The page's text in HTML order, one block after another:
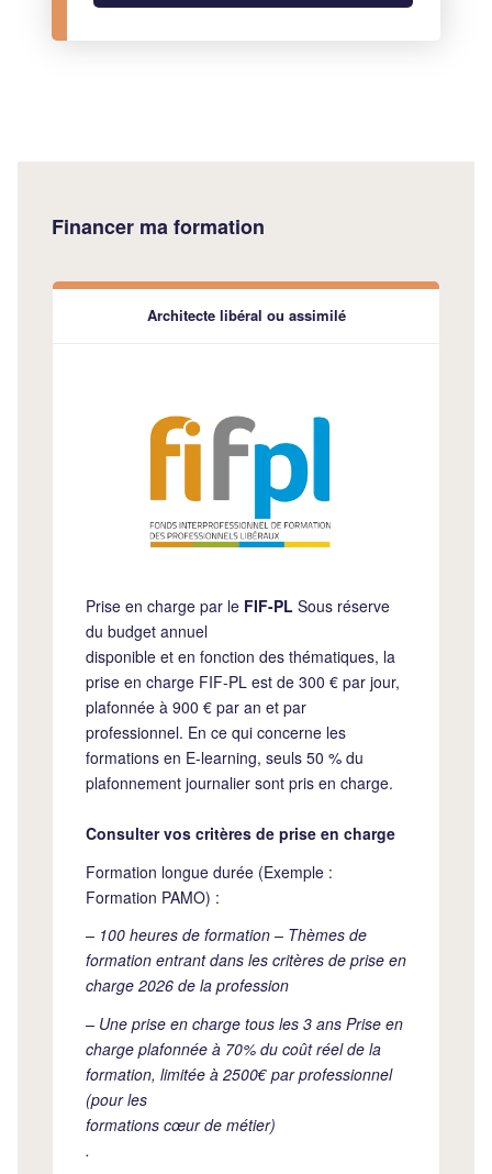
Financer ma formation
Architecte libéral ou assimilé
Prise en charge par le FIF-PL Sous réserve
du budget annuel
disponible et en fonction des thématiques, la
prise en charge FIF-PL est de 300 € par jour,
plafonnée à 900 € par an et par
professionnel. En ce qui concerne les
formations en E-learning, seuls 50 % du
plafonnement journalier sont pris en charge.
Consulter vos critères de prise en charge
Formation longue durée (Exemple :
Formation PAMO) :
– 100 heures de formation – Thèmes de
formation entrant dans les critères de prise en
charge 2026 de la profession
– Une prise en charge tous les 3 ans Prise en
charge plafonnée à 70% du coût réel de la
formation, limitée à 2500€ par professionnel
(pour les
formations cœur de métier)
.